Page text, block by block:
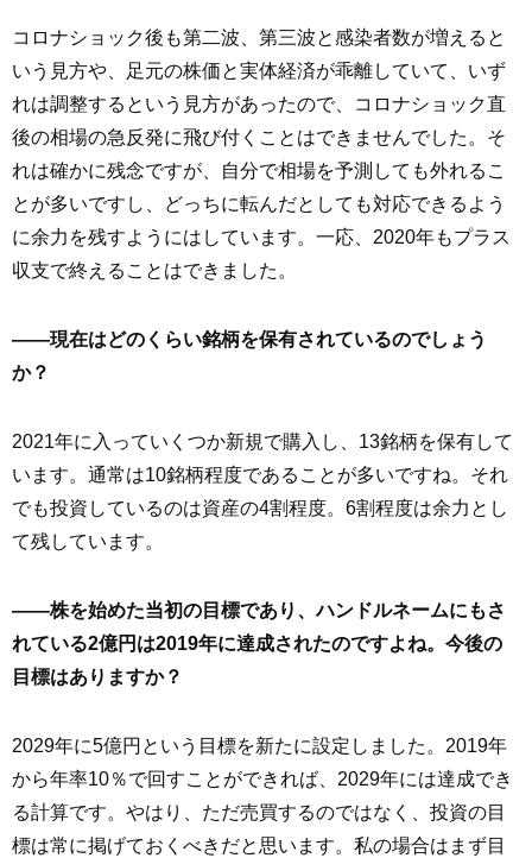
コロナショック後も第二波、第三波と感染者数が増えると
いう見方や、足元の株価と実体経済が乖離していて、いず
れは調整するという見方があったので、コロナショック直
後の相場の急反発に飛び付くことはできませんでした。そ
れは確かに残念ですが、自分で相場を予測しても外れるこ
とが多いですし、どっちに転んだとしても対応できるよう
に余力を残すようにはしています。一応、2020年もプラス
収支で終えることはできました。
――現在はどのくらい銘柄を保有されているのでしょう
か？
2021年に入っていくつか新規で購入し、13銘柄を保有して
います。通常は10銘柄程度であることが多いですね。それ
でも投資しているのは資産の4割程度。6割程度は余力とし
て残しています。
――株を始めた当初の目標であり、ハンドルネームにもさ
れている2億円は2019年に達成されたのですよね。今後の
目標はありますか？
2029年に5億円という目標を新たに設定しました。2019年
から年率10％で回すことができれば、2029年には達成でき
る計算です。やはり、ただ売買するのではなく、投資の目
標は常に掲げておくべきだと思います。私の場合はまず目